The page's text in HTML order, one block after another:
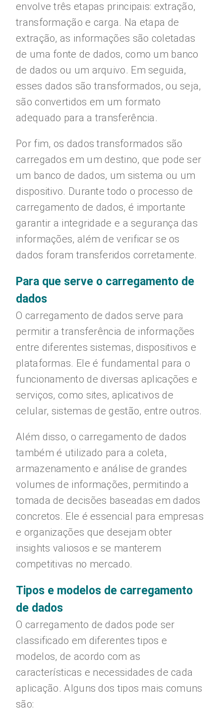
envolve três etapas principais: extração,
transformação e carga. Na etapa de
extração, as informações são coletadas
de uma fonte de dados, como um banco
de dados ou um arquivo. Em seguida,
esses dados são transformados, ou seja,
são convertidos em um formato
adequado para a transferência.
Por fim, os dados transformados são
carregados em um destino, que pode ser
um banco de dados, um sistema ou um
dispositivo. Durante todo o processo de
carregamento de dados, é importante
garantir a integridade e a segurança das
informações, além de verificar se os
dados foram transferidos corretamente.
Para que serve o carregamento de
dados
O carregamento de dados serve para
permitir a transferência de informações
entre diferentes sistemas, dispositivos e
plataformas. Ele é fundamental para o
funcionamento de diversas aplicações e
serviços, como sites, aplicativos de
celular, sistemas de gestão, entre outros.
Além disso, o carregamento de dados
também é utilizado para a coleta,
armazenamento e análise de grandes
volumes de informações, permitindo a
tomada de decisões baseadas em dados
concretos. Ele é essencial para empresas
e organizações que desejam obter
insights valiosos e se manterem
competitivas no mercado.
Tipos e modelos de carregamento
de dados
O carregamento de dados pode ser
classificado em diferentes tipos e
modelos, de acordo com as
características e necessidades de cada
aplicação. Alguns dos tipos mais comuns
são: